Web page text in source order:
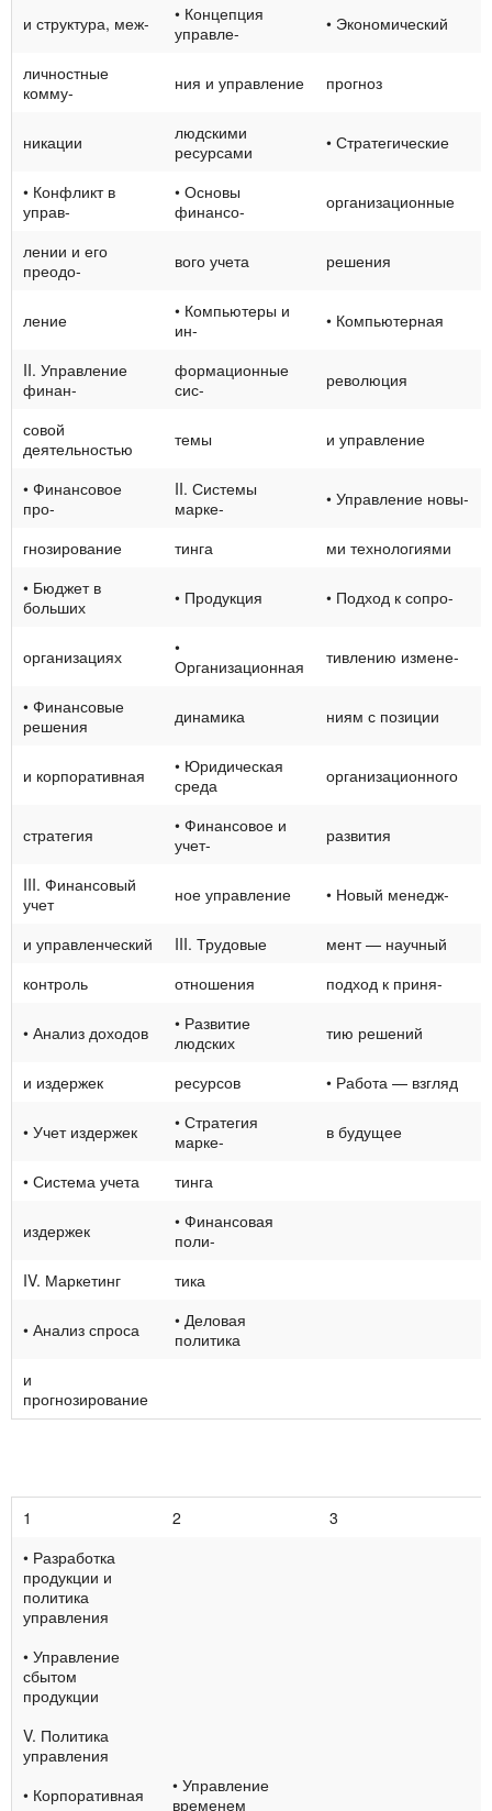
и структура, меж-
• Концепция
управле-
• Экономический
личностные
комму-
ния и управление прогноз
никации
людскими
ресурсами
• Стратегические
• Конфликт в
управ-
• Основы
финансо-
организационные
лении и его
преодо-
вого учета решения
ление
• Компьютеры и
ин-
• Компьютерная
II. Управление
финан-
формационные
сис-
революция
совой
деятельностью
темы и управление
• Финансовое
про-
II. Системы
марке-
• Управление новы-
гнозирование тинга
ми технологиями
• Бюджет в
больших
• Продукция • Подход к сопро-
организациях
•
Организационная
тивлению измене-
• Финансовые
решения
динамика ниям с позиции
и корпоративная
• Юридическая
среда
организационного
стратегия
• Финансовое и
учет-
развития
III. Финансовый
учет
ное управление • Новый менедж-
и управленческий III. Трудовые
мент — научный
контроль
отношения подход к приня-
• Анализ доходов
• Развитие
людских
тию решений
и издержек ресурсов • Работа — взгляд
• Учет издержек
• Стратегия
марке-
в будущее
• Система учета тинга
издержек
• Финансовая
поли-
IV. Маркетинг
тика
• Анализ спроса
• Деловая
политика
и
прогнозирование
1 2
3
• Разработка
про­дукции и
политика
управления
• Управление
сбытом
продукции
V. Политика
управ­ления
• Корпоративная
• Управление
временем